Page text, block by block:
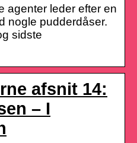
agenter leder efter en
nogle pudderdåser.
sidste
afsnit 14:
– I